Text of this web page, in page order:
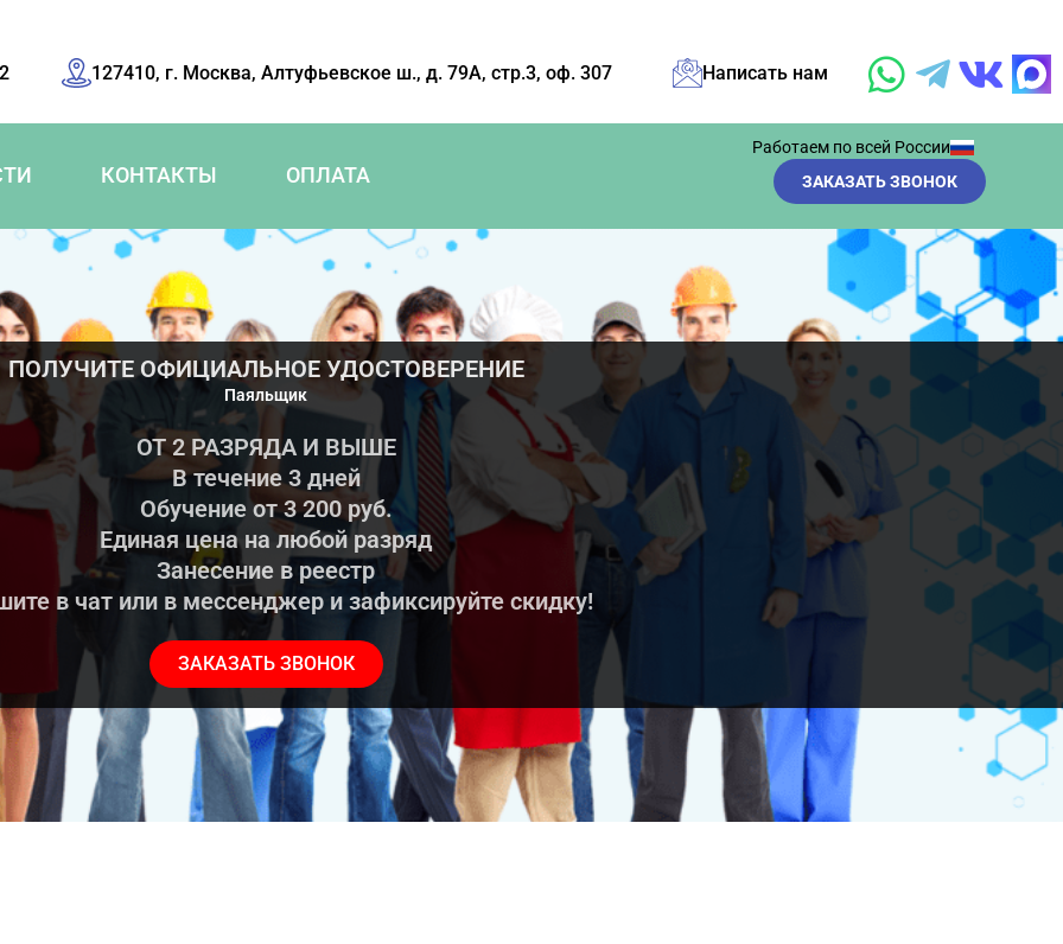
127410, г. Москва, Алтуфьевское ш., д. 79А, стр.3, оф. 307 Написать нам
КОНТАКТЫ ОПЛАТА
Работаем по всей России
ЗАКАЗАТЬ ЗВОНОК
ПОЛУЧИТЕ ОФИЦИАЛЬНОЕ УДОСТОВЕРЕНИЕ
Паяльщик
ОТ 2 РАЗРЯДА И ВЫШЕ
В течение 3 дней
Обучение от 3 200 руб.
Единая цена на любой разряд
Занесение в реестр
в чат или в мессенджер и зафиксируйте скидку!
ЗАКАЗАТЬ ЗВОНОК